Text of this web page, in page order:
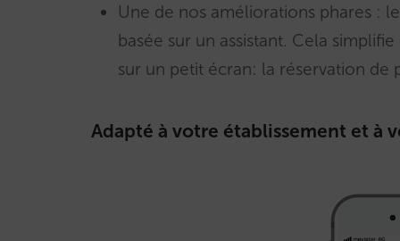
Une de nos améliorations phares :
basée sur un assistant. Cela
sur un petit écran: la réservation de
Adapté à votre établissement et à